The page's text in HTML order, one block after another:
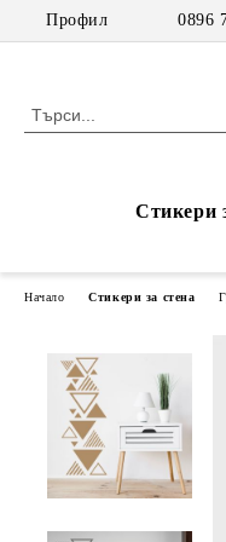
Профил 0896
Стикери
Начало Стикери за стена